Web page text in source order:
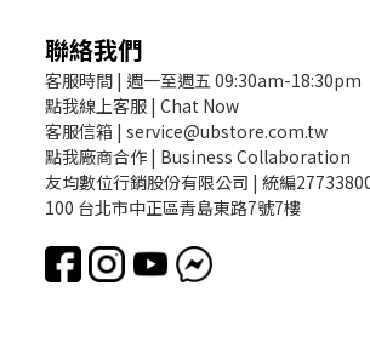
聯絡我們
客服時間 | 週一至週五 09:30am-18:30pm
點我線上客服 | Chat Now
客服信箱 | service@ubstore.com.tw
點我廠商合作 | Business Collaboration
友均數位行銷股份有限公司 | 統編
100 台北市中正區青島東路7號7樓